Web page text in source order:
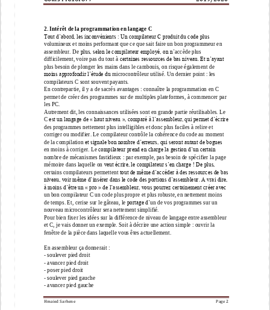
Hmaied Sarhene Page 2
2. Intérêt de la programmation en langage C
Tout d’abord, les inconvénients : Un compilateur C produit du code plus
volumineux et moins performant que ce que sait faire un bon programmeur en
assembleur. De plus, selon le compilateur employé, on n’accède plus
difficilement, voire pas du tout à certaines ressources de bas niveau. Et n’ayant
plus besoin de plonger les mains dans le cambouis, on risque également de
moins approfondir l’étude du microcontrôleur utilisé. Un dernier point : les
compilateurs C sont souvent payants.
En contrepartie, il y a de sacrés avantages : connaître la programmation en C
permet de créer des programmes sur de multiples plateformes, à commencer par
les PC.
Autrement dit, les connaissances utilisées sont en grande partie réutilisables. Le
C est un langage de « haut niveau », comparé à l’assembleur, qui permet d’écrire
des programmes nettement plus intelligibles et donc plus faciles à relire et
corriger ou modifier. Le compilateur contrôle la cohérence du code au moment
de la compilation et signale bon nombre d’erreurs, qui seront autant de bogues
en moins à corriger. Le compilateur prend en charge la gestion d’un certain
nombre de mécanismes fastidieux : par exemple, pas besoin de spécifier la page
mémoire dans laquelle on veut écrire, le compilateur s’en charge ! De plus,
certains compilateurs permettent tout de même d’accéder à des ressources de bas
niveau, voir même d’insérer dansle code des portions d’assembleur. A vrai dire,
à moins d’être un « pro » de l’assembleur, vous pourrez certainement créer avec
un bon compilateur C un code plus propre et plus robuste, en nettement moins
de temps. Et, cerise sur le gâteau, le portage d’un de vos programmes sur un
nouveau microcontrôleur sera nettement simplifié.
Pour bien fixer les idées sur la différence de niveau de langage entre assembleur
et C, je vais donner un exemple. Soit à décrire une action simple : ouvrir la
fenêtre de la pièce dans laquelle vous êtes actuellement.
En assembleur ça donnerait :
- soulever pied droit
- avancer pied droit
- poser pied droit
- soulever pied gauche
- avancer pied gauche